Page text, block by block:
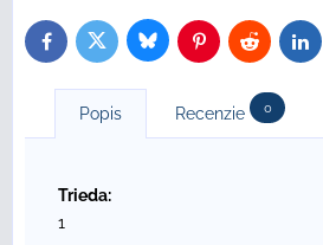
FacebookTwitterBlueskyPinterestReddit
Popis Recenzie 0
Trieda:
1